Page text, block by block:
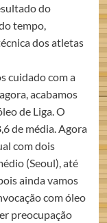
do
tempo,
dos atletas
cuidado com a
acabamos
de Liga. O
de média. Agora
com dois
(Seoul), até
ainda vamos
com óleo
preocupação